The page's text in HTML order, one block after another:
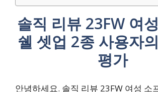
솔직 리뷰 23FW 여
쉘 셋업 2종 사용자
평가
안녕하세요. 솔직 리뷰 23FW 여성 소